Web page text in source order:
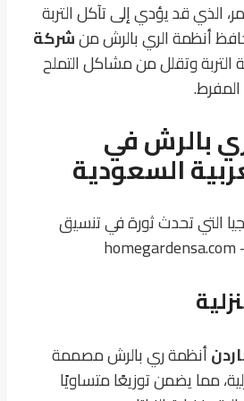
الذي قد يؤدي إلى تآكل التربة
أنظمة الري بالرش منشركة
التربة وتقلل من مشاكل التملح
بالرش في
السعودية
أنظمة ري بالرش مصممة
مما يضمن توزيعًا متساويًا